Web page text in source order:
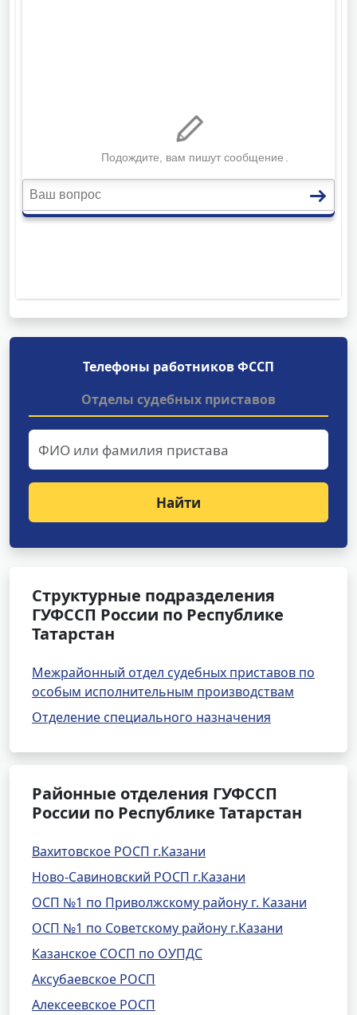
Телефоны работников ФССП
Отделы судебных приставов
Найти
Структурные подразделения
ГУФССП России по Республике
Татарстан
Межрайонный отдел судебных приставов по
особым исполнительным производствам
Отделение специального назначения
Районные отделения ГУФССП
России по Республике Татарстан
Вахитовское РОСП г.Казани
Ново-Савиновский РОСП г.Казани
ОСП №1 по Приволжскому району г. Казани
ОСП №1 по Советскому району г.Казани
Казанское СОСП по ОУПДС
Аксубаевское РОСП
Алексеевское РОСП